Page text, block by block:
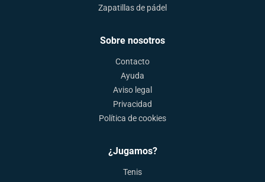
Zapatillas de pádel
Sobre nosotros
Contacto
Ayuda
Aviso legal
Privacidad
Política de cookies
¿Jugamos?
Tenis